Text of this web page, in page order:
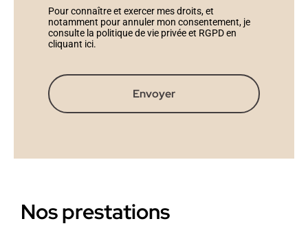
Pour connaître et exercer mes droits, et
notamment pour annuler mon consentement, je
consulte la politique de vie privée et RGPD en
cliquant ici.
Envoyer
Nos prestations